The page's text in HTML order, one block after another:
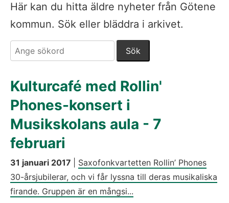
Här kan du hitta äldre nyheter från Götene
kommun. Sök eller bläddra i arkivet.
Kulturcafé med Rollin'
Phones-konsert i
Musikskolans aula - 7
februari
31 januari 2017
Saxofonkvartetten Rollin’ Phones
30-årsjubilerar, och vi får lyssna till deras musikaliska
firande. Gruppen är en mångsi...